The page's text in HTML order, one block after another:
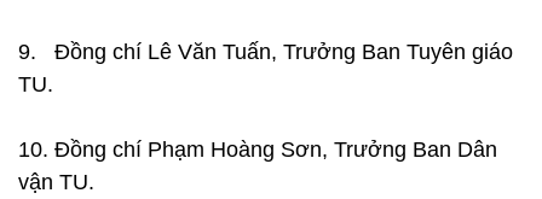
9. Đồng chí Lê Văn Tuấn, Trưởng Ban Tuyên giáo
TU.
10. Đồng chí Phạm Hoàng Sơn, Trưởng Ban Dân
vận TU.